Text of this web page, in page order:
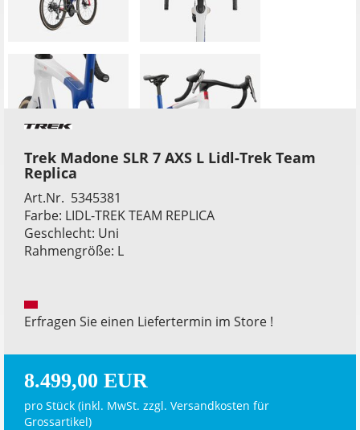
Trek Madone SLR 7 AXS L Lidl-Trek Team
Replica
Art.Nr. 5345381
Farbe: LIDL-TREK TEAM REPLICA
Geschlecht: Uni
Rahmengröße: L
Erfragen Sie einen Liefertermin im Store !
8.499,00 EUR
pro Stück (inkl. MwSt. zzgl. Versandkosten für
Grossartikel)